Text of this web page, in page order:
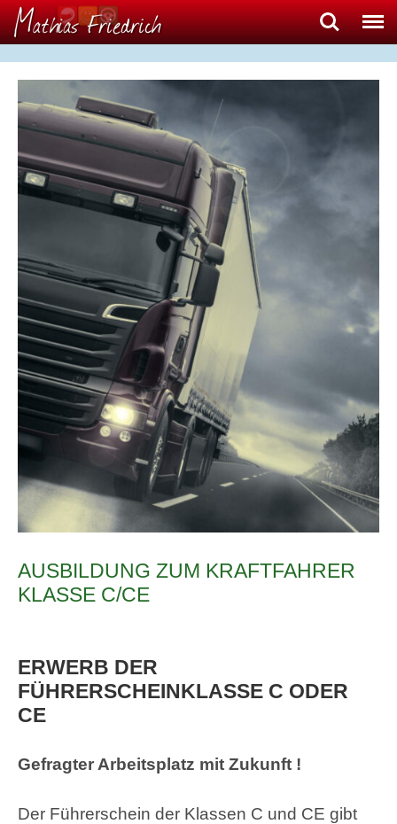
SearchMenu
AUSBILDUNG ZUM KRAFTFAHRER
KLASSE C/CE
ERWERB DER
FÜHRERSCHEINKLASSE C ODER
CE
Gefragter Arbeitsplatz mit Zukunft !
Der Führerschein der Klassen C und CE gibt